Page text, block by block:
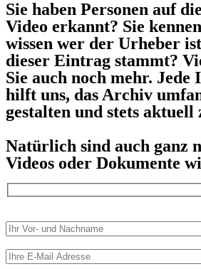
Sie haben Personen auf
Video erkannt? Sie
wissen wer der Urheber
dieser Eintrag stammt?
Sie auch noch mehr.
hilft uns, das Archiv
gestalten und stets aktuell
Natürlich sind auch ganz
Videos oder Dokumente